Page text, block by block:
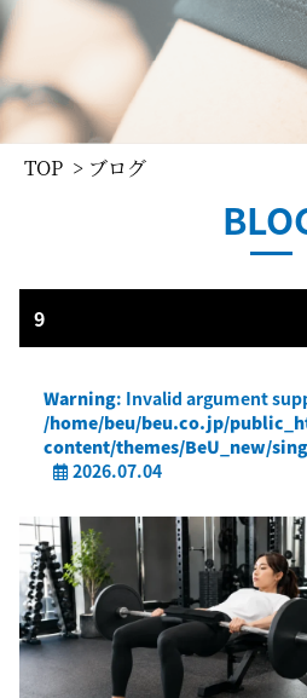
TOP > ブログ
9
Warning: Invalid argument
/home/beu/beu.co.jp/
content/themes/BeU_new/
2026.07.04